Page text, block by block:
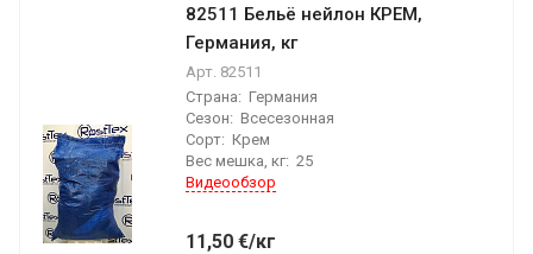
82511 Бельё нейлон КРЕМ,
Германия, кг
Арт. 82511
Страна: Германия
Сезон: Всесезонная
Сорт: Крем
Вес мешка, кг: 25
Видеообзор
11,50 €/кг